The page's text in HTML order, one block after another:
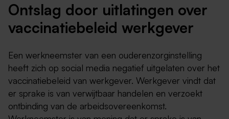
Ontslag door uitlatingen over
vaccinatiebeleid werkgever
Een werkneemster van een ouderenzorginstelling
heeft zich op social media negatief uitgelaten over het
vaccinatiebeleid van werkgever. Werkgever vindt dat
er sprake is van verwijtbaar handelen en verzoekt
ontbinding van de arbeidsovereenkomst.